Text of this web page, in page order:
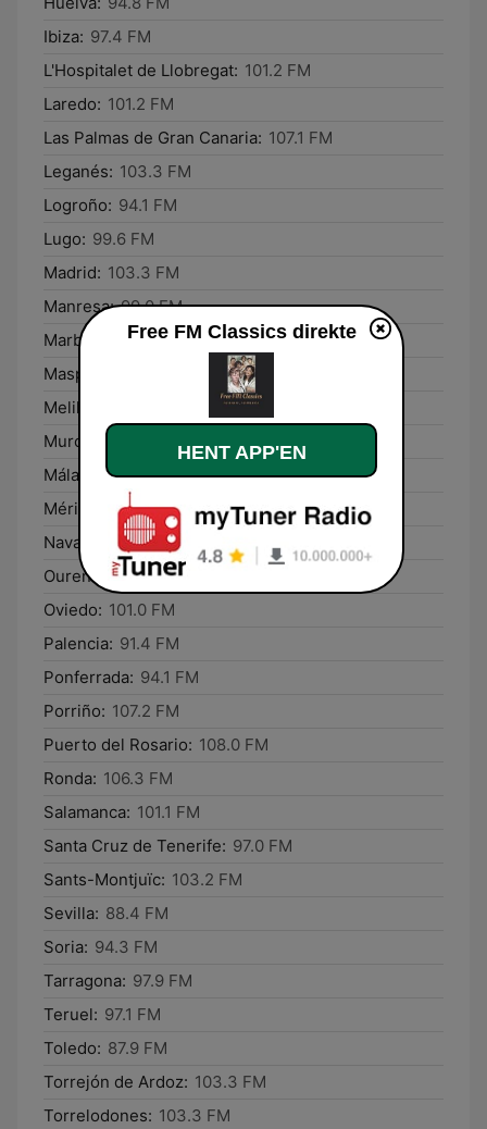
Ibiza: 97.4 FM
L'Hospitalet de Llobregat: 101.2 FM
Laredo: 101.2 FM
Las Palmas de Gran Canaria: 107.1 FM
Leganés: 103.3 FM
Logroño: 94.1 FM
Lugo: 99.6 FM
Madrid: 103.3 FM
Manresa: 99.0 FM
Marbella:
104.5 FM
Maspalomas:
Melilla:
Murcia:
Málaga:
94.7 FM
Mérida:
99.4 FM
Navacerrada: 103.3 FM
Ourense: 107.9 FM
Oviedo: 101.0 FM
Palencia: 91.4 FM
Ponferrada: 94.1 FM
Porriño: 107.2 FM
Puerto del Rosario: 108.0 FM
Ronda: 106.3 FM
Salamanca: 101.1 FM
Santa Cruz de Tenerife: 97.0 FM
Sants-Montjuïc: 103.2 FM
Sevilla: 88.4 FM
Soria: 94.3 FM
Tarragona: 97.9 FM
Teruel: 97.1 FM
Toledo: 87.9 FM
Torrejón de Ardoz: 103.3 FM
Torrelodones: 103.3 FM
Free FM Classics direkte
HENT APP'EN